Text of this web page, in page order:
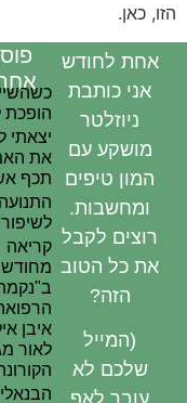
הזו, כאן.
הופכת
יצאתי
את
תכף
התנועה
קריאה
איבן
לאור
אחת לחודש
אני כותבת
ניוזלטר
מושקע עם
המון טיפים
ומחשבות.
רוצים לקבל
את כל הטוב
הזה?
(המייל
שלכם לא